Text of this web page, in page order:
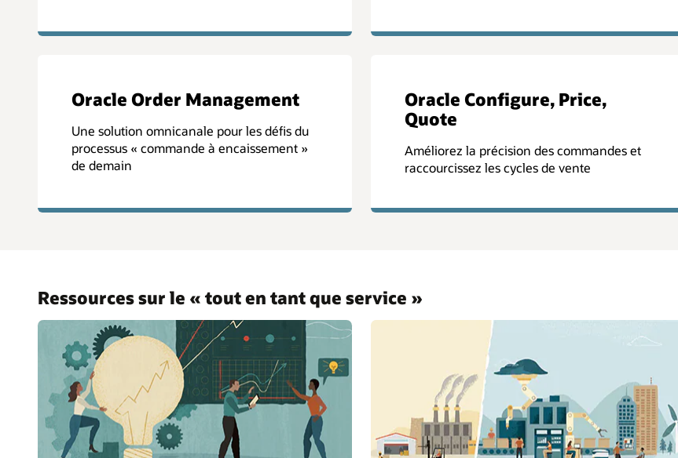
Oracle Order Management
Une solution omnicanale pour les défis du
processus « commande à encaissement »
de demain
Oracle Configure, Price,
Quote
Améliorez la précision des commandes et
raccourcissez les cycles de vente
Ressources sur le « tout en tant que service »